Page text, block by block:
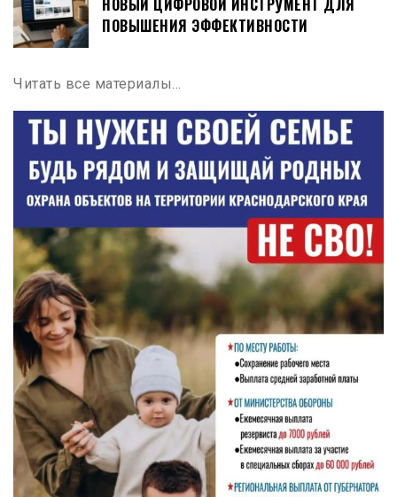
НОВЫЙ ЦИФРОВОЙ ИНСТРУМЕНТ ДЛЯ
ПОВЫШЕНИЯ ЭФФЕКТИВНОСТИ
Читать все материалы…